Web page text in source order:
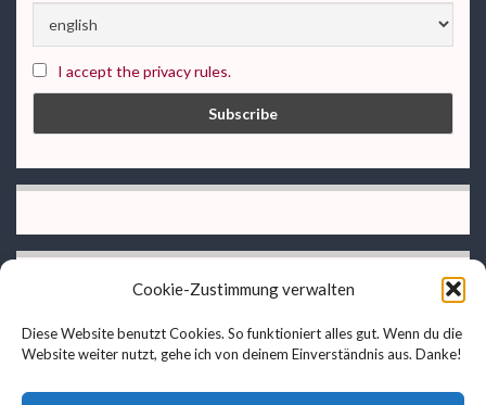
Cookie-Zustimmung verwalten
Diese Website benutzt Cookies. So funktioniert alles gut. Wenn du die
Website weiter nutzt, gehe ich von deinem Einverständnis aus. Danke!
I accept the privacy rules.